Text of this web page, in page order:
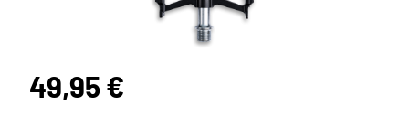
49,95 €